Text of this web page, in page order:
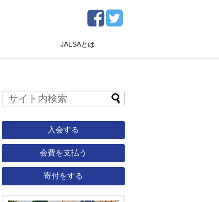
JALSAとは
入会する
会費を支払う
寄付をする